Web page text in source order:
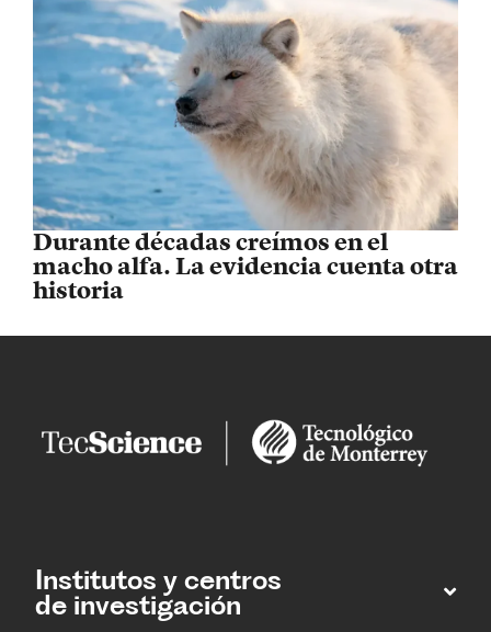
Durante décadas creímos en el
macho alfa. La evidencia cuenta otra
historia
Institutos y centros
de investigación